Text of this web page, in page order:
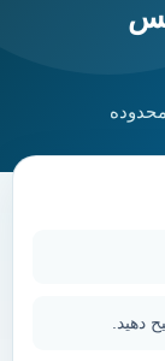
دهید.